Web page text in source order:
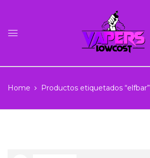
Home Productos etiquetados “elfbar”